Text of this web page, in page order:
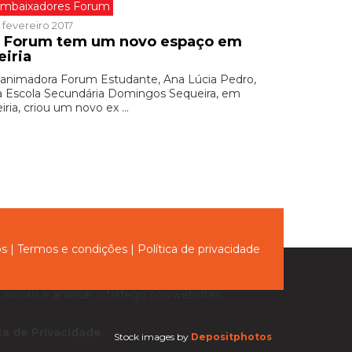
Forum
fevereiro 2017
Forum tem um novo espaço em
Forum Estudante, Ana Lúcia Pedro,
Escola Secundária Domingos Sequeira, em
criou um novo ex ...
| Termos e condições | Política de privacidade
Stock images by Depositphotos
e analisar o tráfego nos websites.